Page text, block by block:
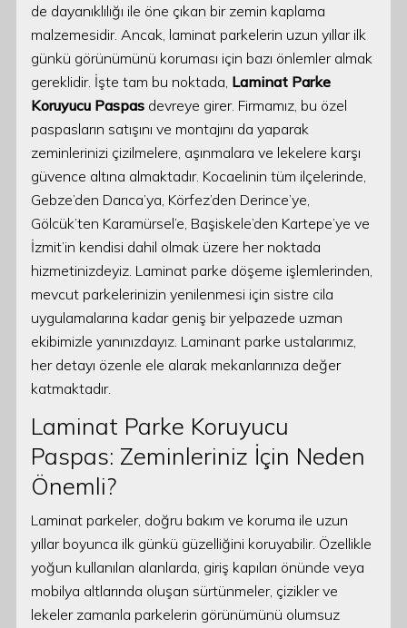
de dayanıklılığı ile öne çıkan bir zemin kaplama
malzemesidir. Ancak, laminat parkelerin uzun yıllar ilk
günkü görünümünü koruması için bazı önlemler almak
gereklidir. İşte tam bu noktada, Laminat Parke
Koruyucu Paspas devreye girer. Firmamız, bu özel
paspasların satışını ve montajını da yaparak
zeminlerinizi çizilmelere, aşınmalara ve lekelere karşı
güvence altına almaktadır. Kocaelinin tüm ilçelerinde,
Gebze’den Darıca’ya, Körfez’den Derince’ye,
Gölcük’ten Karamürsel’e, Başiskele’den Kartepe’ye ve
İzmit’in kendisi dahil olmak üzere her noktada
hizmetinizdeyiz. Laminat parke döşeme işlemlerinden,
mevcut parkelerinizin yenilenmesi için sistre cila
uygulamalarına kadar geniş bir yelpazede uzman
ekibimizle yanınızdayız. Laminant parke ustalarımız,
her detayı özenle ele alarak mekanlarınıza değer
katmaktadır.
Laminat Parke Koruyucu
Paspas: Zeminleriniz İçin Neden
Önemli?
Laminat parkeler, doğru bakım ve koruma ile uzun
yıllar boyunca ilk günkü güzelliğini koruyabilir. Özellikle
yoğun kullanılan alanlarda, giriş kapıları önünde veya
mobilya altlarında oluşan sürtünmeler, çizikler ve
lekeler zamanla parkelerin görünümünü olumsuz